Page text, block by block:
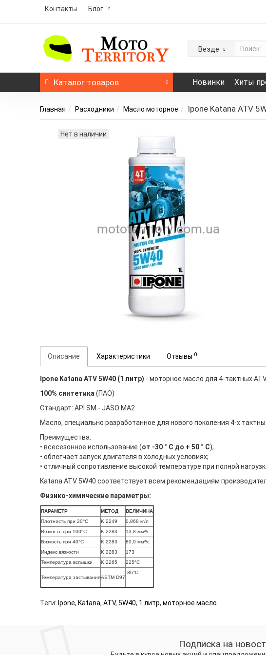
Контакты Блог
Везде
Каталог товаров Новинки Хиты
Главная Расходники Масло моторное Ipone Katana ATV
Нет в наличии
Описание Характеристики Отзывы 0
Ipone Katana ATV 5W40 (1 литр) - моторное масло для 4-тактных
100% синтетика (ПАО)
Стандарт: API SM - JASO MA2
Масло, специально разработанное для нового поколения 4-х
Преимущества:
• всесезонное использование (от -30 ° C до + 50 ° C);
• облегчает запуск двигателя в холодных условиях;
• отличный сопротивление высокой температуре при полной
Katana ATV 5W40 соответствует всем рекомендациям
Физико-химические параметры:
ПАРАМЕТР МЕТОД
ВЕЛИЧИНА
Плотность при 20°C
K 2249
0,868 кг/л
Вязкость при 100°C
K 2283
13,8 мм²/c
Вязкость при 40°C
K 2283
80,9 мм²/c
Индекс вязкости
K 2283
173
Температура вспышки
K 2265 225°C
Температура застыванияASTM D97
-36°C
Теги: Ipone, Katana,ATV,5W40, 1 литр,моторное масло
Подписка на